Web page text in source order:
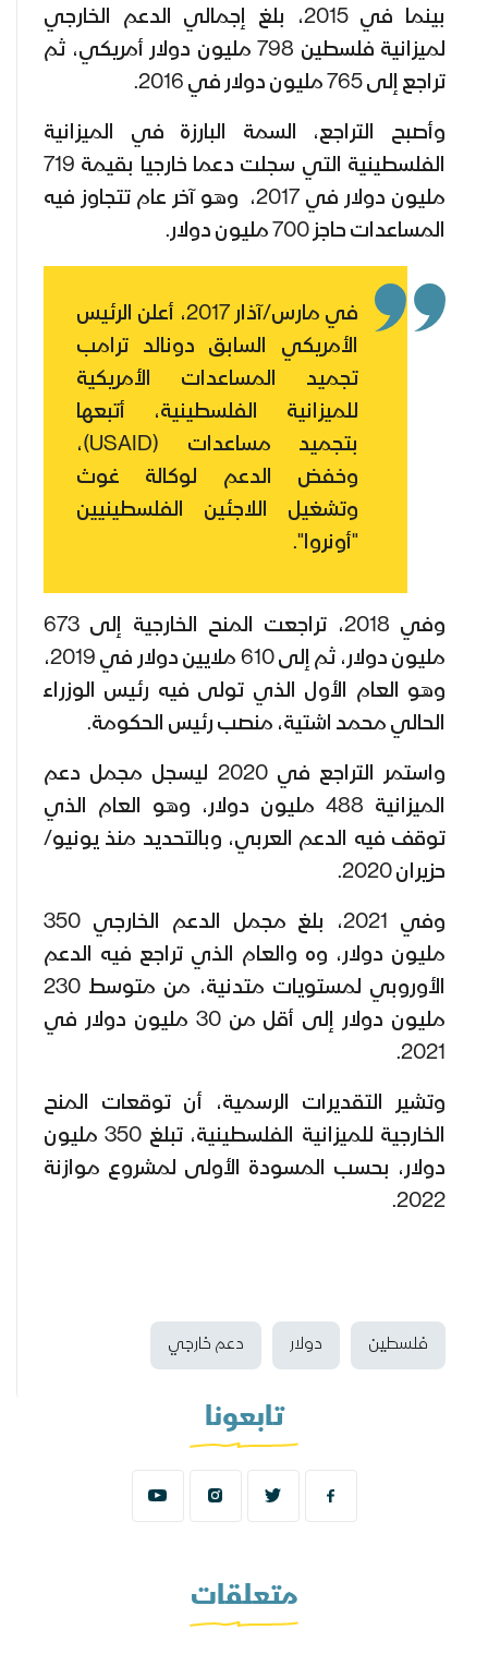
بينما في 2015، بلغ إجمالي الدعم الخارجي
لميزانية فلسطين 798 مليون دولار أمريكي، ثم
تراجع إلى 765 مليون دولار في 2016.
وأصبح التراجع، السمة البارزة في الميزانية
الفلسطينية التي سجلت دعما خارجيا بقيمة 719
مليون دولار في 2017، وهو آخر عام تتجاوز فيه
المساعدات حاجز 700 مليون دولار.
في مارس/آذار 2017، أعلن الرئيس
الأمريكي السابق دونالد ترامب
تجميد المساعدات الأمريكية
للميزانية الفلسطينية، أتبعها
بتجميد مساعدات (USAID)،
وخفض الدعم لوكالة غوث
وتشغيل اللاجئين الفلسطينيين
"أونروا".
وفي 2018، تراجعت المنح الخارجية إلى 673
مليون دولار، ثم إلى 610 ملايين دولار في 2019،
وهو العام الأول الذي تولى فيه رئيس الوزراء
الحالي محمد اشتية، منصب رئيس الحكومة.
واستمر التراجع في 2020 ليسجل مجمل دعم
الميزانية 488 مليون دولار، وهو العام الذي
توقف فيه الدعم العربي، وبالتحديد منذ يونيو/
حزيران 2020.
وفي 2021، بلغ مجمل الدعم الخارجي 350
مليون دولار، وه والعام الذي تراجع فيه الدعم
الأوروبي لمستويات متدنية، من متوسط 230
مليون دولار إلى أقل من 30 مليون دولار في
2021.
وتشير التقديرات الرسمية، أن توقعات المنح
الخارجية للميزانية الفلسطينية، تبلغ 350 مليون
دولار، بحسب المسودة الأولى لمشروع موازنة
2022.
فلسطين دولار دعم خارجي
تابعونا
متعلقات